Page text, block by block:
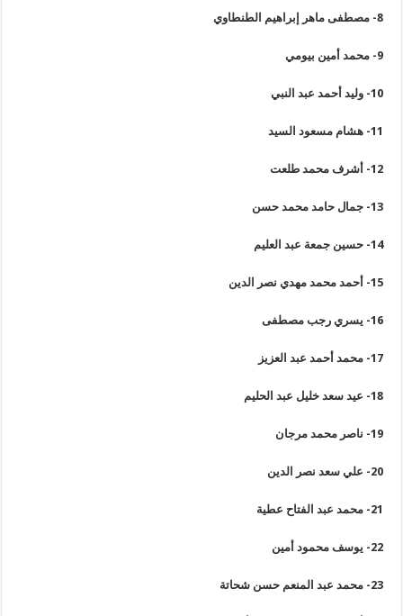
8- مصطفى ماهر إبراهيم الطنطاوي
9- محمد أمين بيومي
10- وليد أحمد عبد النبي
11- هشام مسعود السيد
12- أشرف محمد طلعت
13- جمال حامد محمد حسن
14- حسين جمعة عبد العليم
15- أحمد محمد مهدي نصر الدين
16- يسري رجب مصطفى
17- محمد أحمد عبد العزيز
18- عيد سعد خليل عبد الحليم
19- ناصر محمد مرجان
20- علي سعد نصر الدين
21- محمد عبد الفتاح عطية
22- يوسف محمود أمين
23- محمد عبد المنعم حسن شحاتة